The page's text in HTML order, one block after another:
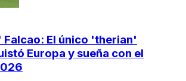
El único 'therian'
Europa y sueña con el